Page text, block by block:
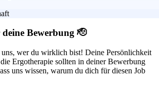
Bewerbung 🫡
uns, wer du wirklich bist! Deine Persönlichkeit
Ergotherapie sollten in deiner Bewerbung
uns wissen, warum du dich für diesen Job